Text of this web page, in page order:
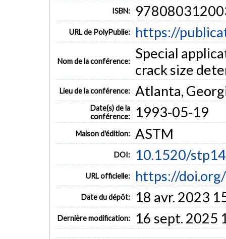
ISBN:
URL de PolyPublie: https://
Nom de la conférence:
Special
crack size
Lieu de la conférence: Atlanta,
Date(s) de la
conférence:
1993-05-19
Maison d'édition: ASTM
DOI: 10.1520/
URL officielle: https://
Date du dépôt: 18 avr. 2023
Dernière modification: 16 sept. 2025